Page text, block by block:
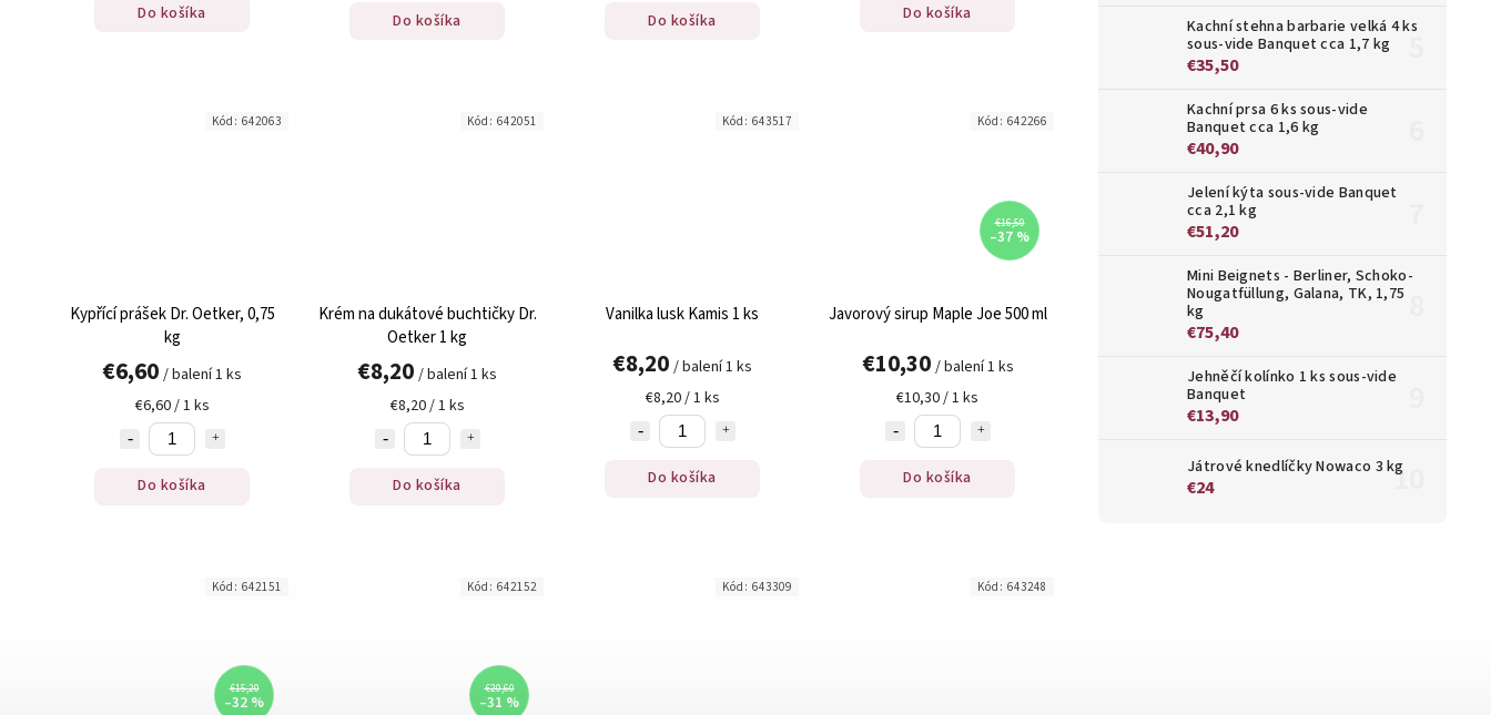
Kachní stehna barbarie velká 4 ks
sous-vide Banquet cca 1,7 kg
€35,50
Kachní prsa 6 ks sous-vide
Banquet cca 1,6 kg
€40,90
Jelení kýta sous-vide Banquet
cca 2,1 kg
€51,20
Mini Beignets - Berliner, Schoko-
Nougatfüllung, Galana, TK, 1,75
kg
€75,40
Jehněčí kolínko 1 ks sous-vide
Banquet
€13,90
Játrové knedlíčky Nowaco 3 kg
€24
Do košíka Do košíka Do košíka Do košíka
Kypřící prášek Dr. Oetker, 0,75
kg
€6,60 / balení 1 ks
€6,60 / 1 ks
Do košíka
Kód: 642063
Krém na dukátové buchtičky Dr.
Oetker 1 kg
€8,20 / balení 1 ks
€8,20 / 1 ks
Do košíka
Kód: 642051
Vanilka lusk Kamis 1 ks
€8,20 / balení 1 ks
€8,20 / 1 ks
Do košíka
Kód: 643517
€16,50
–37 %
Javorový sirup Maple Joe 500 ml
€10,30 / balení 1 ks
€10,30 / 1 ks
Do košíka
Kód: 642266
€15,20
–32 %
Kód: 642151
€20,60
–31 %
Kód: 642152 Kód: 643309 Kód: 643248